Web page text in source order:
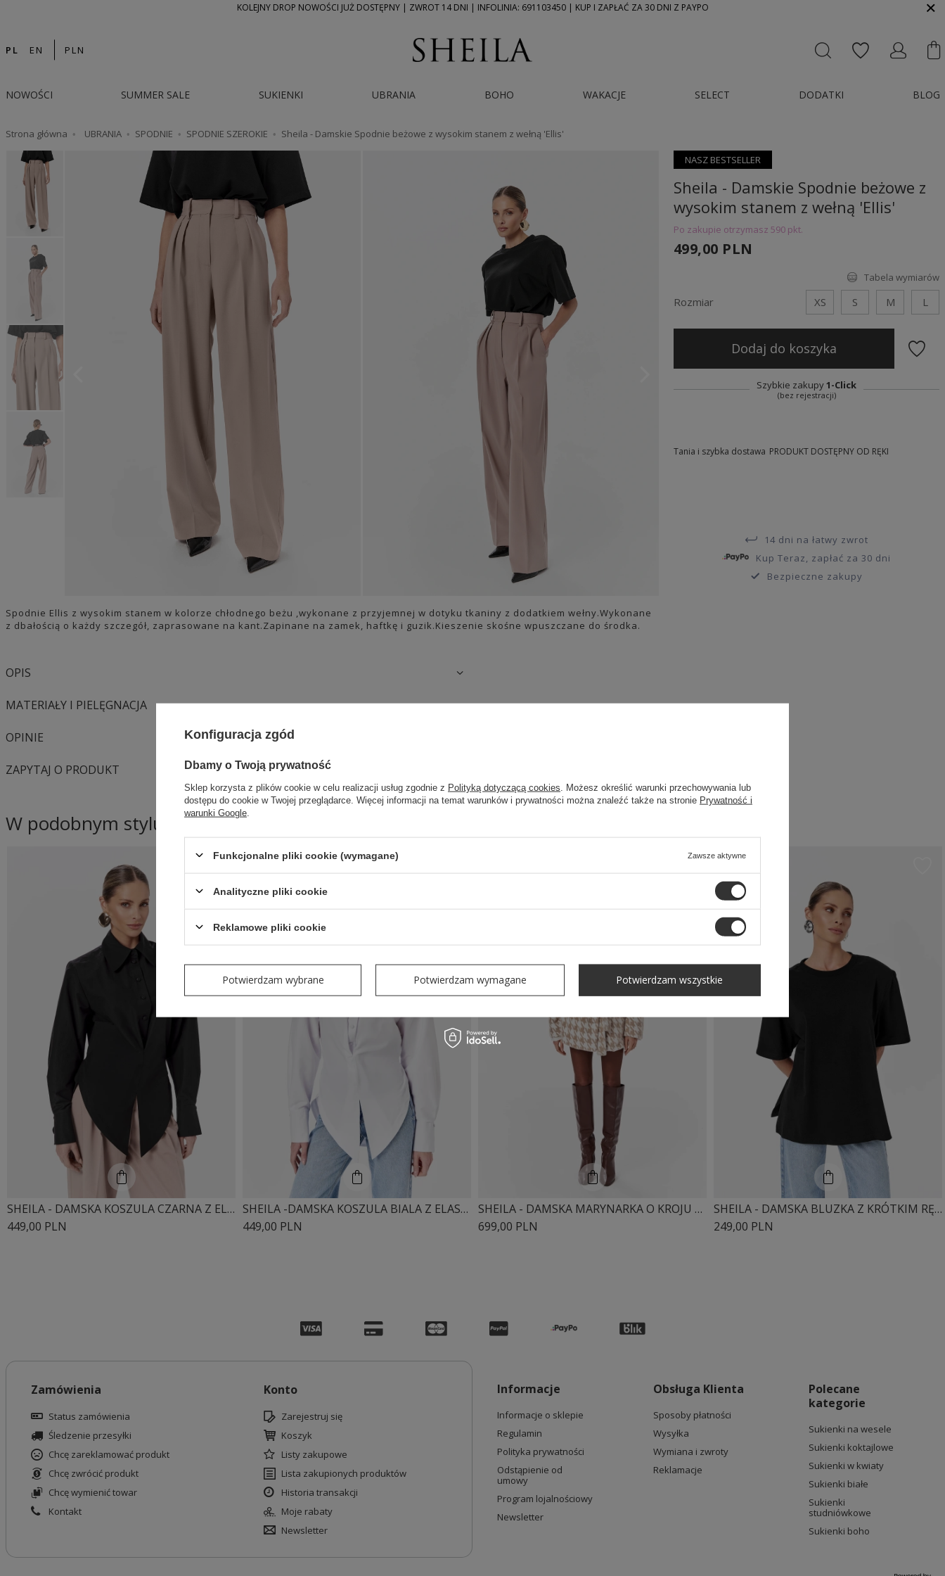
KOLEJNY DROP NOWOŚCI JUŻ DOSTĘPNY | ZWROT 14 DNI | INFOLINIA: 691103450 | KUP I ZAPŁAĆ ZA 30 DNI Z PAYPO
PL EN PLN
NOWOŚCI SUMMER SALE SUKIENKI UBRANIA BOHO WAKACJE SELECT DODATKI BLOG
Strona główna UBRANIA SPODNIE SPODNIE SZEROKIE Sheila - Damskie Spodnie beżowe z wysokim stanem z wełną 'Ellis'
NASZ BESTSELLER
Sheila - Damskie Spodnie beżowe z
wysokim stanem z wełną 'Ellis'
Po zakupie otrzymasz 590 pkt.
499,00 PLN
Tabela wymiarów
Rozmiar XS S M L
Dodaj do koszyka
Szybkie zakupy1-Click
(bez rejestracji)
Tania i szybka dostawa PRODUKT DOSTĘPNY OD RĘKI
14 dni na łatwy zwrot
Kup Teraz, zapłać za 30 dni
Bezpieczne zakupy
Spodnie Ellis z wysokim stanem w kolorze chłodnego beżu ,wykonane z przyjemnej w dotyku tkaniny z dodatkiem wełny.Wykonane
z dbałością o każdy szczegół, zaprasowane na kant.Zapinane na zamek, haftkę i guzik.Kieszenie skośne wpuszczane do środka.
OPIS
MATERIAŁY I PIELĘGNACJA
OPINIE
ZAPYTAJ O PRODUKT
W podobnym stylu
SHEILA - DAMSKA KOSZULA CZARNA Z ELASTANEM I PODUSZKAMI 'HARTLEY BLACK'
449,00 PLN
SHEILA -DAMSKA KOSZULA BIALA Z ELASTANEM I PODUSZKAMI 'HARTLEY WHITE'
449,00 PLN
SHEILA - DAMSKA MARYNARKA O KROJU OVERSIZE 'MARNAY'
699,00 PLN
SHEILA - DAMSKA BLUZKA Z KRÓTKIM RĘKAWEM CZARNA Z ODPINANYMI PODUSZKAMI 'COPERNI'
249,00 PLN
Zamówienia
Status zamówienia
Śledzenie przesyłki
Chcę zareklamować produkt
Chcę zwrócić produkt
Chcę wymienić towar
Kontakt
Konto
Zarejestruj się
Koszyk
Listy zakupowe
Lista zakupionych produktów
Historia transakcji
Moje rabaty
Newsletter
Informacje
Informacje o sklepie
Regulamin
Polityka prywatności
Odstąpienie od
umowy
Program lojalnościowy
Newsletter
Obsługa Klienta
Sposoby płatności
Wysyłka
Wymiana i zwroty
Reklamacje
Polecane
kategorie
Sukienki na wesele
Sukienki koktajlowe
Sukienki w kwiaty
Sukienki białe
Sukienki
studniówkowe
Sukienki boho
Konfiguracja zgód
Dbamy o Twoją prywatność
Sklep korzysta z plików cookie w celu realizacji usług zgodnie z Polityką dotyczącą cookies . Możesz określić warunki przechowywania lub
dostępu do cookie w Twojej przeglądarce. Więcej informacji na temat warunków i prywatności można znaleźć także na stronie Prywatność i
warunki Google
Funkcjonalne pliki cookie (wymagane) Zawsze aktywne
Analityczne pliki cookie
Reklamowe pliki cookie
Potwierdzam wybrane Potwierdzam wymagane Potwierdzam wszystkie